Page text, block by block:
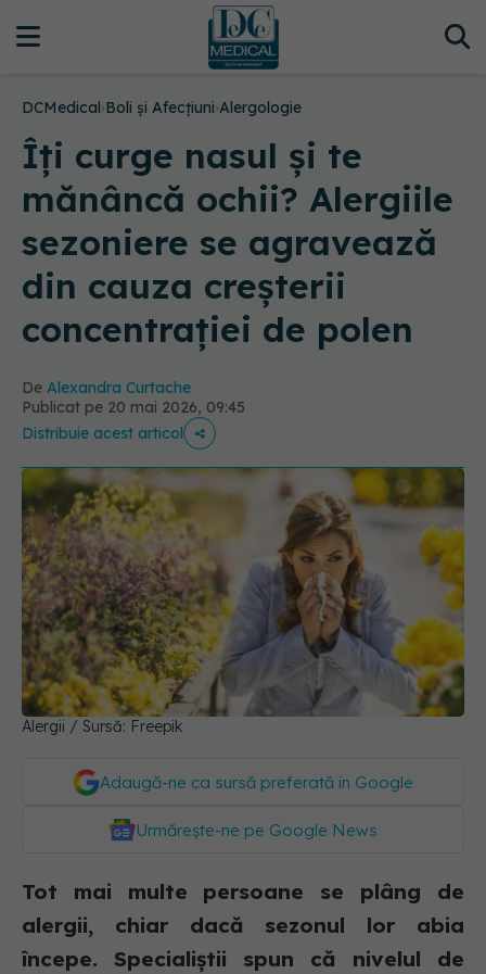
DCMedical›Boli și Afecțiuni›Alergologie
Îți curge nasul și te
mănâncă ochii? Alergiile
sezoniere se agravează
din cauza creșterii
concentrației de polen
De Alexandra Curtache
Publicat pe 20 mai 2026, 09:45
Distribuie acest articol
Alergii / Sursă: Freepik
Adaugă-ne ca sursă preferată în Google
Urmărește-ne pe Google News
Tot mai multe persoane se plâng de
alergii, chiar dacă sezonul lor abia
începe. Specialiștii spun că nivelul de